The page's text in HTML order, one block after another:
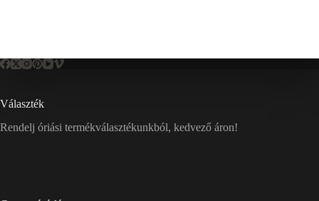
Választék
Rendelj óriási termékválasztékunkból, kedvező áron!